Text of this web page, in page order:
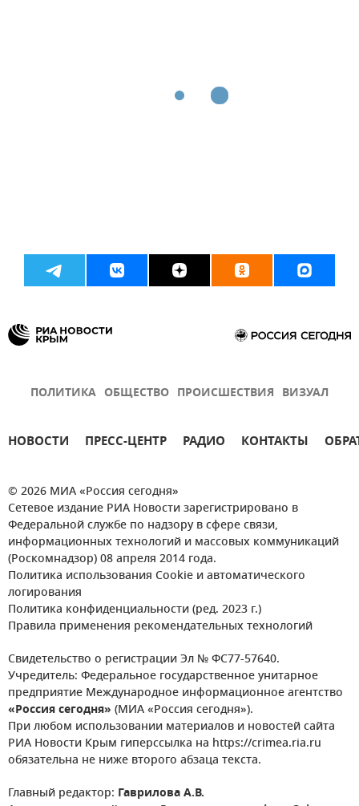
ПОЛИТИКА ОБЩЕСТВО ПРОИСШЕСТВИЯ ВИЗУАЛ
НОВОСТИ ПРЕСС-ЦЕНТР РАДИО КОНТАКТЫ
© 2026 МИА «Россия сегодня»
Сетевое издание РИА Новости зарегистрировано в
Федеральной службе по надзору в сфере связи,
информационных технологий и массовых коммуникаций
(Роскомнадзор) 08 апреля 2014 года.
Политика использования Cookie и автоматического
логирования
Политика конфиденциальности (ред. 2023 г.)
Правила применения рекомендательных технологий
Свидетельство о регистрации Эл № ФС77-57640.
Учредитель: Федеральное государственное унитарное
предприятие Международное информационное агентство
«Россия сегодня» (МИА «Россия сегодня»).
При любом использовании материалов и новостей сайта
РИА Новости Крым гиперссылка на https://crimea.ria.ru
обязательна не ниже второго абзаца текста.
Главный редактор: Гаврилова А.В.